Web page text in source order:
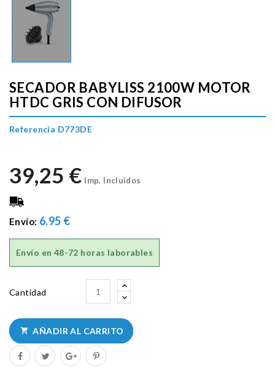
SECADOR BABYLISS 2100W MOTOR
HTDC GRIS CON DIFUSOR
Referencia D773DE
39,25 € Imp. Incluidos
Envío: 6.95 €
Envío en 48-72 horas laborables
Cantidad
 AÑADIR AL CARRITO